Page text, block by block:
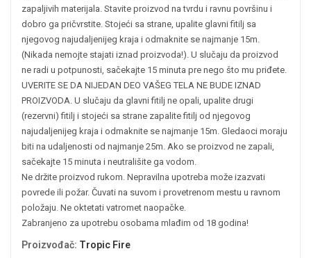
zapaljivih materijala. Stavite proizvod na tvrdu i ravnu površinu i
dobro ga pričvrstite. Stojeći sa strane, upalite glavni fitilj sa
njegovog najudaljenijeg kraja i odmaknite se najmanje 15m.
(Nikada nemojte stajati iznad proizvoda!). U slučaju da proizvod
ne radi u potpunosti, sačekajte 15 minuta pre nego što mu priđete.
UVERITE SE DA NIJEDAN DEO VAŠEG TELA NE BUDE IZNAD
PROIZVODA. U slučaju da glavni fitilj ne opali, upalite drugi
(rezervni) fitilj i stojeći sa strane zapalite fitilj od njegovog
najudaljenijeg kraja i odmaknite se najmanje 15m. Gledaoci moraju
biti na udaljenosti od najmanje 25m. Ako se proizvod ne zapali,
sačekajte 15 minuta i neutrališite ga vodom.
Ne držite proizvod rukom. Nepravilna upotreba može izazvati
povrede ili požar. Čuvati na suvom i provetrenom mestu u ravnom
položaju. Ne oktetati vatromet naopačke.
Zabranjeno za upotrebu osobama mlađim od 18 godina!
Proizvođač: Tropic Fire